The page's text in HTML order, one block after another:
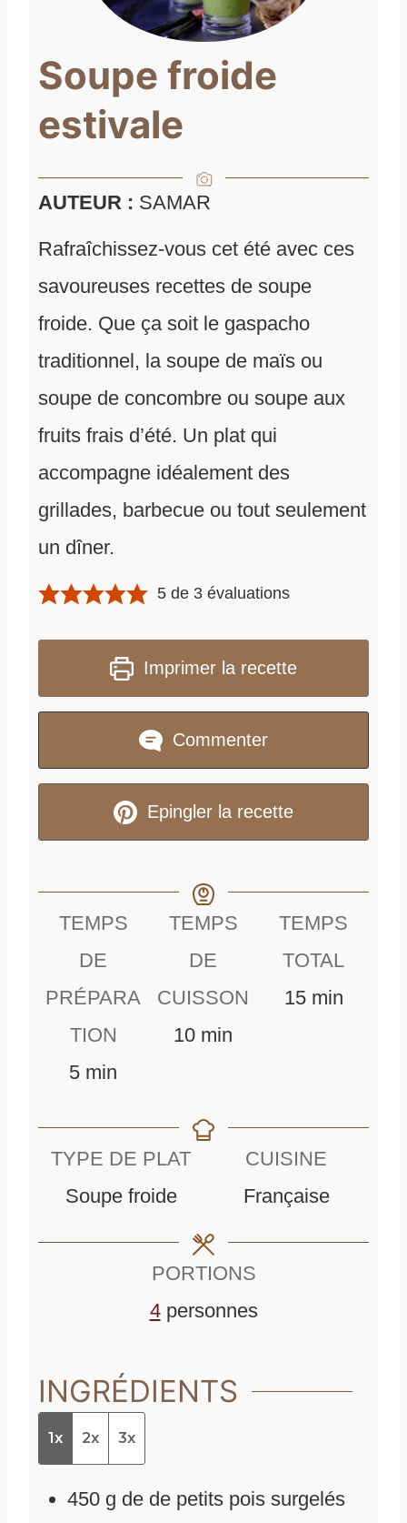
Soupe froide
estivale
AUTEUR : SAMAR
Rafraîchissez-vous cet été avec ces
savoureuses recettes de soupe
froide. Que ça soit le gaspacho
traditionnel, la soupe de maïs ou
soupe de concombre ou soupe aux
fruits frais d’été. Un plat qui
accompagne idéalement des
grillades, barbecue ou tout seulement
un dîner.
5 de 3 évaluations
Imprimer la recette
Commenter
Epingler la recette
TEMPS
DE
PRÉPARA
TION
5m
n
min
TEMPS
DE
CUISSON
10m
u
s
min
TEMPS
TOTAL
15m
t
e
min
TYPE DE PLAT
Soupe froide
CUISINE
Française
PORTIONS
4 personnes
INGRÉDIENTS
1x 2x 3x
450 g de de petits pois surgelés